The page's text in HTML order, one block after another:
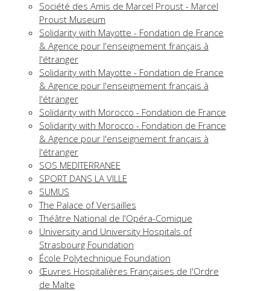
Société des Amis de Marcel Proust - Marcel
Proust Museum
Solidarity with Mayotte - Fondation de France
& Agence pour l'enseignement français à
l'étranger
Solidarity with Mayotte - Fondation de France
& Agence pour l'enseignement français à
l'étranger
Solidarity with Morocco - Fondation de France
Solidarity with Morocco - Fondation de France
& Agence pour l'enseignement français à
l'étranger
SOS MEDITERRANEE
SPORT DANS LA VILLE
SUMUS
The Palace of Versailles
Théâtre National de l'Opéra-Comique
University and University Hospitals of
Strasbourg Foundation
École Polytechnique Foundation
Œuvres Hospitalières Françaises de l'Ordre
de Malte